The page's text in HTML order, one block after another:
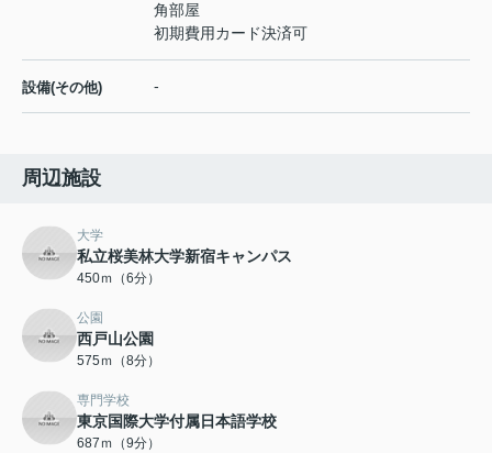
角部屋
初期費用カード決済可
設備(その他) -
周辺施設
大学
私立桜美林大学新宿キャンパス
450ｍ（6分）
公園
西戸山公園
575ｍ（8分）
専門学校
東京国際大学付属日本語学校
687ｍ（9分）